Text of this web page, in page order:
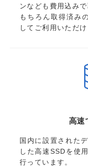
ンなども費用込みで
もちろん取得済み
してご利用いただけ
高速
国内に設置された
した高速SSDを使
行っています。